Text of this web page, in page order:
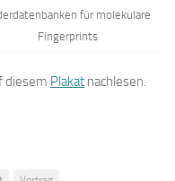
für molekulare
Fingerprints
diesem Plakat nachlesen.